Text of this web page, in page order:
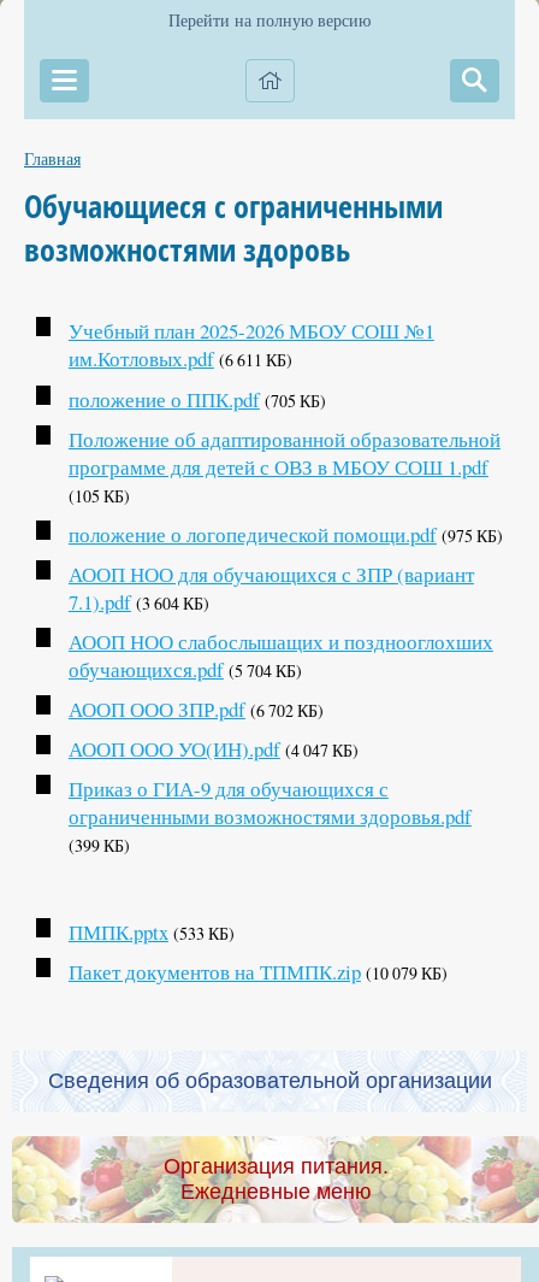
Перейти на полную версию
Главная
Обучающиеся с ограниченными
возможностями здоровь
Учебный план 2025-2026 МБОУ СОШ №1
им.Котловых.pdf (6 611 КБ)
положение о ППК.pdf (705 КБ)
Положение об адаптированной образовательной
программе для детей с ОВЗ в МБОУ СОШ 1.pdf
(105 КБ)
положение о логопедической помощи.pdf (975 КБ)
АООП НОО для обучающихся с ЗПР (вариант
7.1).pdf (3 604 КБ)
АООП НОО слабослышащих и позднооглохших
обучающихся.pdf (5 704 КБ)
АООП ООО ЗПР.pdf (6 702 КБ)
АООП ООО УО(ИН).pdf (4 047 КБ)
Приказ о ГИА-9 для обучающихся с
ограниченными возможностями здоровья.pdf
(399 КБ)
ПМПК.pptx (533 КБ)
Пакет документов на ТПМПК.zip (10 079 КБ)
Сведения об образовательной организации
Организация питания.
Ежедневные меню